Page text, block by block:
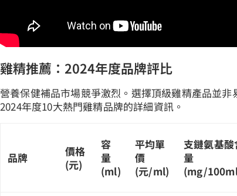
雞精推薦：2024年度品牌評比
營養保健補品市場競爭激烈。選擇頂級雞精產品並
2024年度10大熱門雞精品牌的詳細資訊。
品牌
價格
(元)
容
量
(ml)
平均單
價
(元/ml)
支鏈氨基酸
量
(mg/